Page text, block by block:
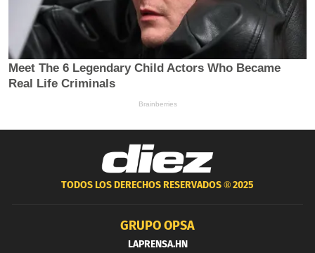
TODOS LOS DERECHOS RESERVADOS ®2025
GRUPO OPSA
LAPRENSA.HN